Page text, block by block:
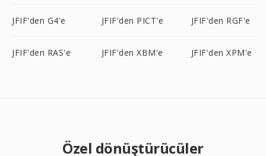
JFIF'den G4'e JFIF'den PICT'e JFIF'den RGF'e
JFIF'den RAS'e JFIF'den XBM'e JFIF'den XPM'e
Özel dönüştürücüler